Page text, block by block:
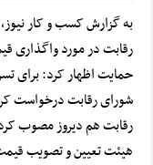
به گزارش کسب و کار
رقابتدر مورد واگذاری
حمایت اظهار کرد: برای
شورای رقابت درخواست
رقابت هم دیروز مصوب
هیئت تعیین و تصویب